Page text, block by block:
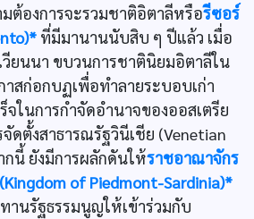
ต้องการจะรวมชาติอิตาลีหรือรีซอร์
ที่มีมานานนับสิบ ๆ ปีแล้ว เมื่อ
วียนนา ขบวนการชาตินิยมอิตาลีใน
าสก่อกบฏเพื่อทำลายระบอบเก่า
จในการกำจัดอำนาจของออสเตรีย
ดตั้งสาธารณรัฐวินีเชีย (Venetian
กนี้ ยังมีการผลักดันให้ราชอาณาจักร
of Piedmont-Sardinia)*
านรัฐธรรมนูญให้เข้าร่วมกับ